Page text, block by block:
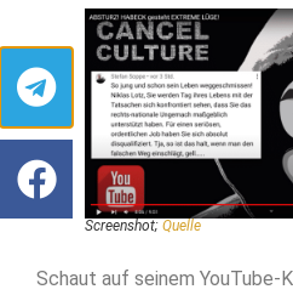
Screenshot; Quelle
Schaut auf seinem YouTube-